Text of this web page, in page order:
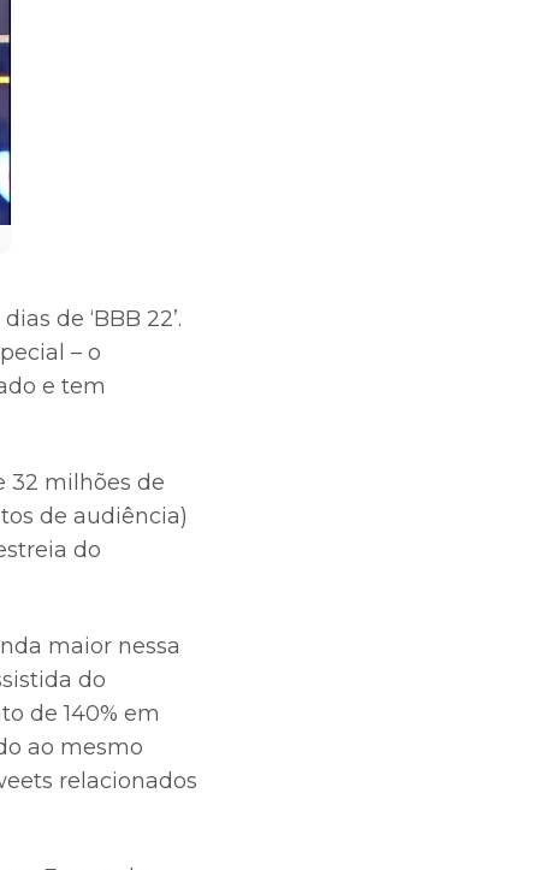
de ‘BBB 22’.
– o
e tem
32 milhões de
de audiência)
do
maior nessa
do
de 140% em
ao mesmo
relacionados